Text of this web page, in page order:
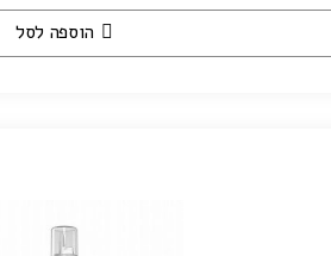
הוספה לסל